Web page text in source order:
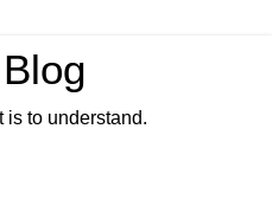
is to understand.